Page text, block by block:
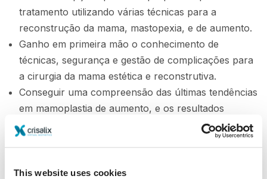
This website uses cookies
tratamento utilizando várias técnicas para a
reconstrução da mama, mastopexia, e de aumento.
Ganho em primeira mão o conhecimento de
técnicas, segurança e gestão de complicações para
a cirurgia da mama estética e reconstrutiva.
Conseguir uma compreensão das últimas tendências
em mamoplastia de aumento, e os resultados
recentes usando vários implantes tipo, formas e
superfícies, bem como os avanços de injeção de
Comparar e avaliar-se a técnicas de data usado em